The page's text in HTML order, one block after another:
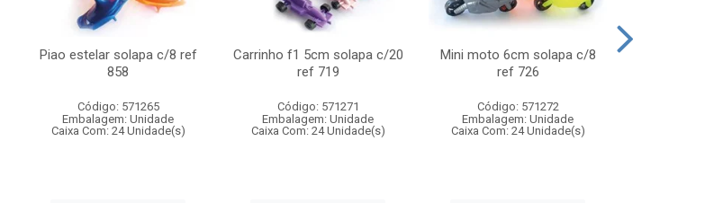
Piao estelar solapa c/8 ref
858
Código: 571265
Embalagem: Unidade
Caixa Com: 24 Unidade(s)
Carrinho f1 5cm solapa c/20
ref 719
Código: 571271
Embalagem: Unidade
Caixa Com: 24 Unidade(s)
Mini moto 6cm solapa c/8
ref 726
Código: 571272
Embalagem: Unidade
Caixa Com: 24 Unidade(s)